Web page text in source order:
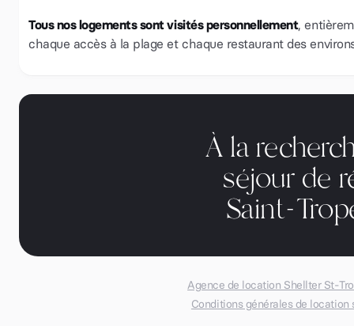
Tous nos logements sont visités personnellement,
chaque accès à la plage et chaque restaurant des
À la
séjour de
Saint-
Agence de location Shellter St-
Conditions générales de location